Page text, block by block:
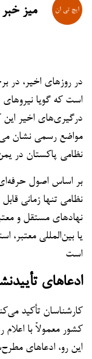
میز خبر
در روزهای اخیر، در
است که گویا
درگیری‌های اخیر این
مواضع رسمی نشان
نظامی پاکستان در
بر اساس اصول
نظامی تنها زمانی
نهادهای مستقل و
یا بین‌المللی معتبر،
است
ادعاهای
کارشناسان تأکید
کشور معمولاً با
این رو، ادعاهای